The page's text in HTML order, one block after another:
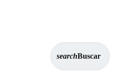
searchBuscar